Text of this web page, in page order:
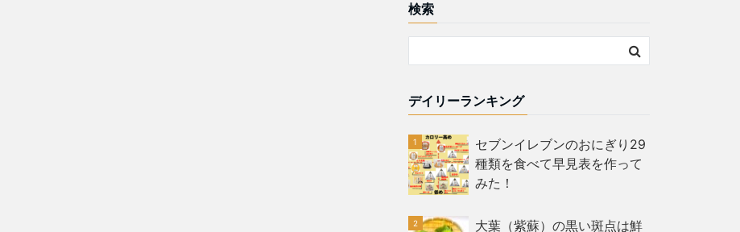
検索
デイリーランキング
セブンイレブンのおにぎり29
種類を食べて早見表を作って
みた！
大葉（紫蘇）の黒い斑点は鮮